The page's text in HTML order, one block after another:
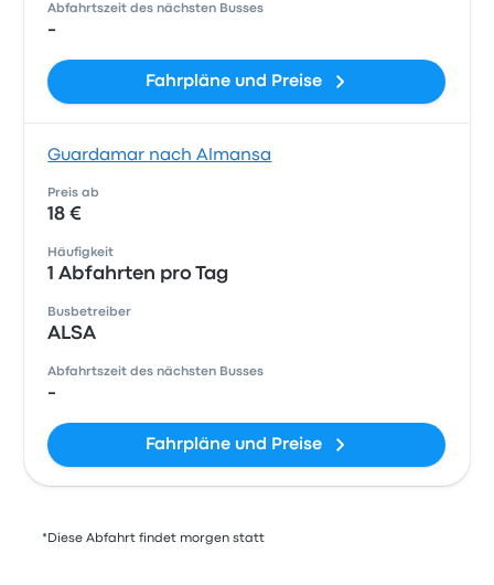
Abfahrtszeit des nächsten Busses
-
Fahrpläne und Preise
Guardamar nach Almansa
Preis ab
18 €
Häufigkeit
1 Abfahrten pro Tag
Busbetreiber
ALSA
Abfahrtszeit des nächsten Busses
-
Fahrpläne und Preise
*Diese Abfahrt findet morgen statt